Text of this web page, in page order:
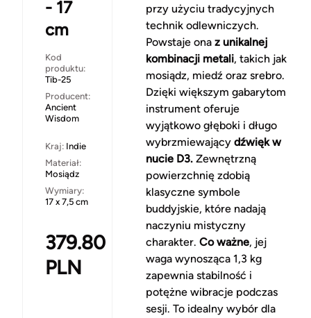
- 17
cm
Kod
produktu:
Tib-25
Producent:
Ancient
Wisdom
Kraj: Indie
Materiał:
Mosiądz
Wymiary:
17 x 7,5 cm
379.80
PLN
przy użyciu tradycyjnych
technik odlewniczych.
Powstaje ona z unikalnej
kombinacji metali, takich jak
mosiądz, miedź oraz srebro.
Dzięki większym gabarytom
instrument oferuje
wyjątkowo głęboki i długo
wybrzmiewający dźwięk w
nucie D3.Zewnętrzną
powierzchnię zdobią
klasyczne symbole
buddyjskie, które nadają
naczyniu mistyczny
charakter. Co ważne, jej
waga wynosząca 1,3 kg
zapewnia stabilność i
potężne wibracje podczas
sesji. To idealny wybór dla